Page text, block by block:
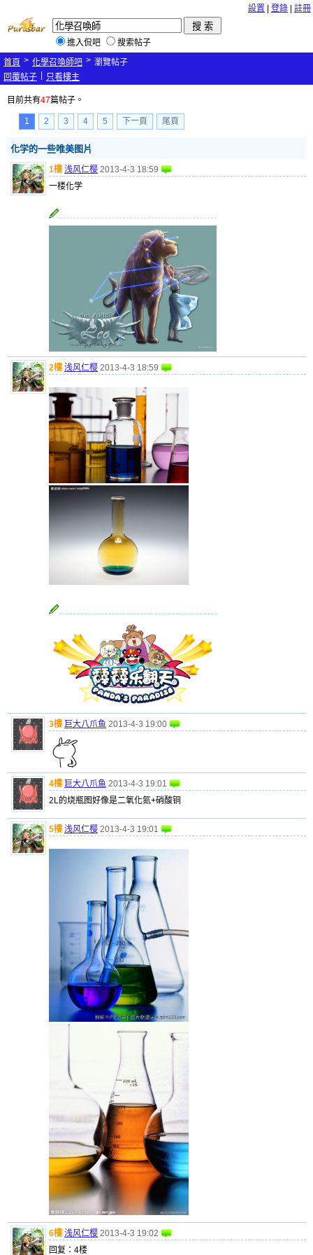
設置 登錄 註冊
進入侃吧
搜索帖子
首頁 > 化學召喚師吧 > 瀏覽帖子
回覆帖子
只看樓主
目前共有47篇帖子。
1 2 3 4 5 下一頁 尾頁
化学的一些唯美图片
1樓 浅风仁樱 2013-4-3 18:59
一楼化学
2樓 浅风仁樱 2013-4-3 18:59
3樓 巨大八爪鱼 2013-4-3 19:00
4樓 巨大八爪鱼 2013-4-3 19:01
2L的烧瓶图好像是二氧化氮+硝酸铜
5樓 浅风仁樱 2013-4-3 19:01
6樓 浅风仁樱 2013-4-3 19:02
回复：4楼